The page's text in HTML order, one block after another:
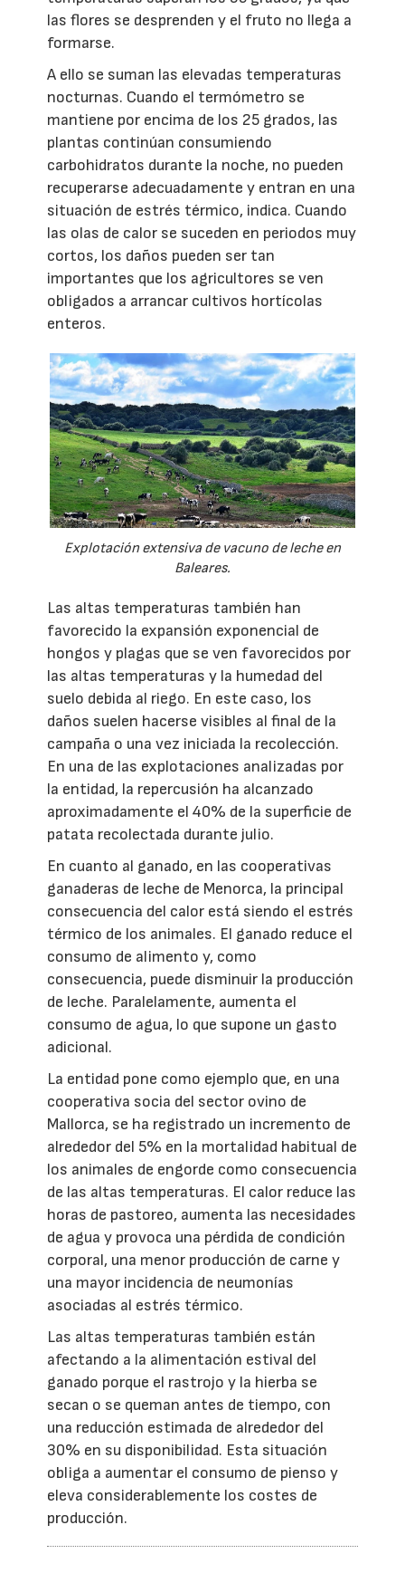
las flores se desprenden y el fruto no llega a
formarse.
A ello se suman las elevadas temperaturas
nocturnas. Cuando el termómetro se
mantiene por encima de los 25 grados, las
plantas continúan consumiendo
carbohidratos durante la noche, no pueden
recuperarse adecuadamente y entran en una
situación de estrés térmico, indica. Cuando
las olas de calor se suceden en periodos muy
cortos, los daños pueden ser tan
importantes que los agricultores se ven
obligados a arrancar cultivos hortícolas
enteros.
Explotación extensiva de vacuno de leche en
Baleares.
Las altas temperaturas también han
favorecido la expansión exponencial de
hongos y plagas que se ven favorecidos por
las altas temperaturas y la humedad del
suelo debida al riego. En este caso, los
daños suelen hacerse visibles al final de la
campaña o una vez iniciada la recolección.
En una de las explotaciones analizadas por
la entidad, la repercusión ha alcanzado
aproximadamente el 40% de la superficie de
patata recolectada durante julio.
En cuanto al ganado, en las cooperativas
ganaderas de leche de Menorca, la principal
consecuencia del calor está siendo el estrés
térmico de los animales. El ganado reduce el
consumo de alimento y, como
consecuencia, puede disminuir la producción
de leche. Paralelamente, aumenta el
consumo de agua, lo que supone un gasto
adicional.
La entidad pone como ejemplo que, en una
cooperativa socia del sector ovino de
Mallorca, se ha registrado un incremento de
alrededor del 5% en la mortalidad habitual de
los animales de engorde como consecuencia
de las altas temperaturas. El calor reduce las
horas de pastoreo, aumenta las necesidades
de agua y provoca una pérdida de condición
corporal, una menor producción de carne y
una mayor incidencia de neumonías
asociadas al estrés térmico.
Las altas temperaturas también están
afectando a la alimentación estival del
ganado porque el rastrojo y la hierba se
secan o se queman antes de tiempo, con
una reducción estimada de alrededor del
30% en su disponibilidad. Esta situación
obliga a aumentar el consumo de pienso y
eleva considerablemente los costes de
producción.